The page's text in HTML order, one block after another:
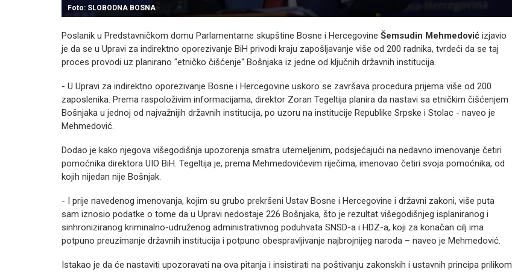
Foto: SLOBODNA BOSNA
Poslanik u Predstavničkom domu Parlamentarne skupštine Bosne i Hercegovine Šemsudin Mehmedović izjavio
je da se u Upravi za indirektno oporezivanje BiH privodi kraju zapošljavanje više od 200 radnika, tvrdeći da se taj
proces provodi uz planirano "etničko čišćenje“ Bošnjaka iz jedne od ključnih državnih institucija.
- U Upravi za indirektno oporezivanje Bosne i Hercegovine uskoro se završava procedura prijema više od 200
zaposlenika. Prema raspoloživim informacijama, direktor Zoran Tegeltija planira da nastavi sa etničkim čišćenjem
Bošnjaka u jednoj od najvažnijih državnih institucija, po uzoru na institucije Republike Srpske i Stolac - naveo je
Mehmedović.
Dodao je kako njegova višegodišnja upozorenja smatra utemeljenim, podsjećajući na nedavno imenovanje četiri
pomoćnika direktora UIO BiH. Tegeltija je, prema Mehmedovićevim riječima, imenovao četiri svoja pomoćnika, od
kojih nijedan nije Bošnjak.
- I prije navedenog imenovanja, kojim su grubo prekršeni Ustav Bosne i Hercegovine i državni zakoni, više puta
sam iznosio podatke o tome da u Upravi nedostaje 226 Bošnjaka, što je rezultat višegodišnjeg isplaniranog i
sinhroniziranog kriminalno-udruženog administrativnog poduhvata SNSD-a i HDZ-a, koji za konačan cilj ima
potpuno preuzimanje državnih institucija i potpuno obespravljivanje najbrojnijeg naroda – naveo je Mehmedović.
Istakao je da će nastaviti upozoravati na ova pitanja i insistirati na poštivanju zakonskih i ustavnih principa prilikom